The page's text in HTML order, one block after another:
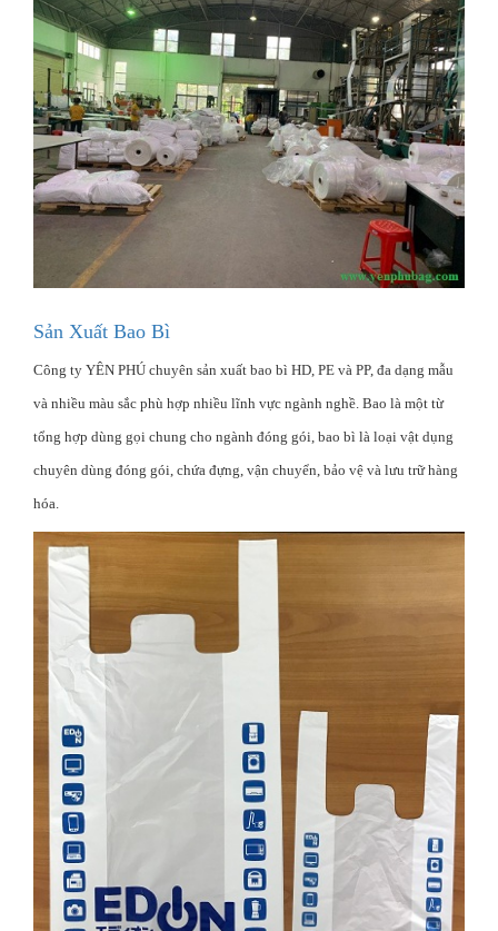
Sản Xuất Bao Bì
Công ty YÊN PHÚ chuyên sản xuất bao bì HD, PE và PP, đa dạng mẫu
và nhiều màu sắc phù hợp nhiều lĩnh vực ngành nghề. Bao là một từ
tổng hợp dùng gọi chung cho ngành đóng gói, bao bì là loại vật dụng
chuyên dùng đóng gói, chứa đựng, vận chuyển, bảo vệ và lưu trữ hàng
hóa.